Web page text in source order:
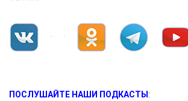
ПОСЛУШАЙТЕ НАШИ ПОДКАСТЫ: